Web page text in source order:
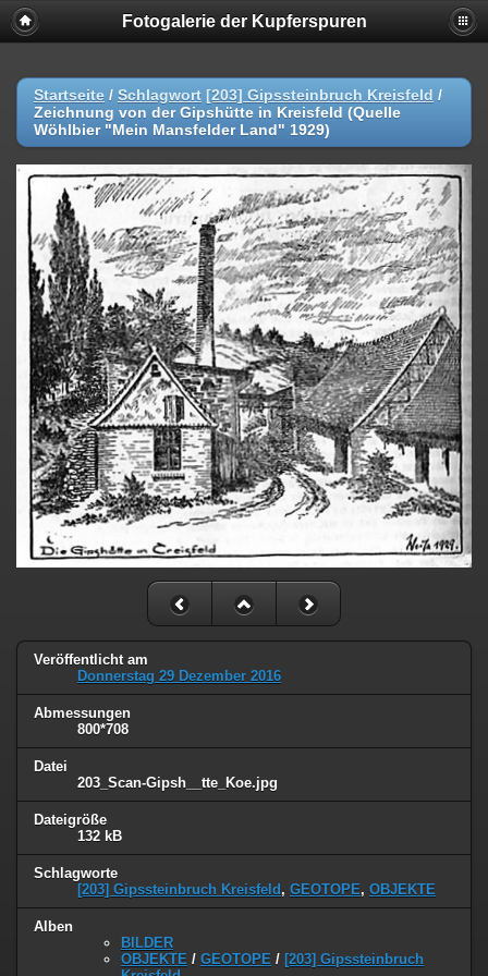
Fotogalerie der Kupferspuren
Startseite / Schlagwort [203] Gipssteinbruch Kreisfeld /
Zeichnung von der Gipshütte in Kreisfeld (Quelle
Wöhlbier "Mein Mansfelder Land" 1929)
Veröffentlicht am
Donnerstag 29 Dezember 2016
Abmessungen
800*708
Datei
203_Scan-Gipsh__tte_Koe.jpg
Dateigröße
132 kB
Schlagworte
[203] Gipssteinbruch Kreisfeld, GEOTOPE, OBJEKTE
Alben
BILDER
OBJEKTE / GEOTOPE / [203] Gipssteinbruch